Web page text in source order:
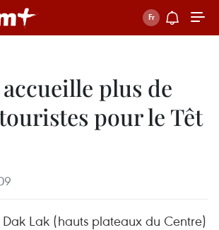
plus de
pour le Têt
Lak (hauts plateaux du Centre)